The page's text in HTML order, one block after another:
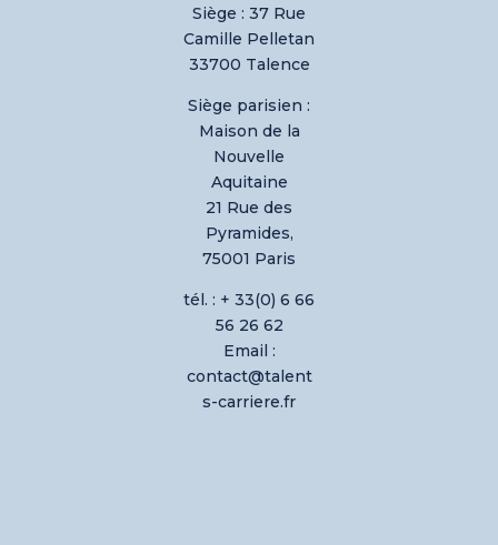
Siège : 37 Rue
Camille Pelletan
33700 Talence
Siège parisien :
Maison de la
Nouvelle
Aquitaine
21 Rue des
Pyramides,
75001 Paris
tél. : + 33(0) 6 66
56 26 62
Email :
contact@talent
s-carriere.fr